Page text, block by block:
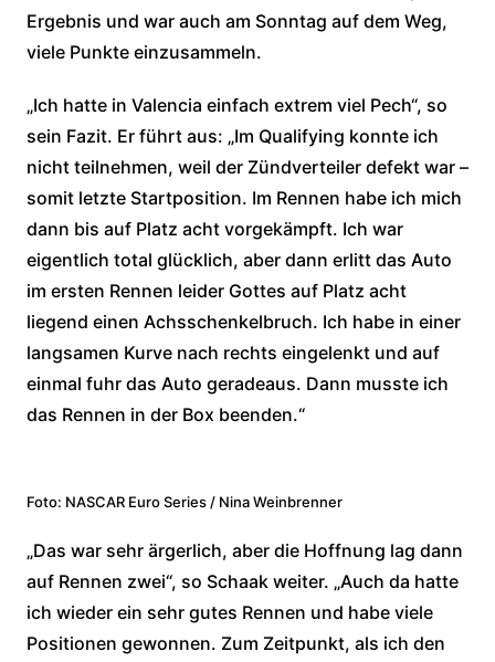
Ergebnis und war auch am Sonntag auf dem Weg,
viele Punkte einzusammeln.
„Ich hatte in Valencia einfach extrem viel Pech“, so
sein Fazit. Er führt aus: „Im Qualifying konnte ich
nicht teilnehmen, weil der Zündverteiler defekt war –
somit letzte Startposition. Im Rennen habe ich mich
dann bis auf Platz acht vorgekämpft. Ich war
eigentlich total glücklich, aber dann erlitt das Auto
im ersten Rennen leider Gottes auf Platz acht
liegend einen Achsschenkelbruch. Ich habe in einer
langsamen Kurve nach rechts eingelenkt und auf
einmal fuhr das Auto geradeaus. Dann musste ich
das Rennen in der Box beenden.“
Foto: NASCAR Euro Series / Nina Weinbrenner
„Das war sehr ärgerlich, aber die Hoffnung lag dann
auf Rennen zwei“, so Schaak weiter. „Auch da hatte
ich wieder ein sehr gutes Rennen und habe viele
Positionen gewonnen. Zum Zeitpunkt, als ich den